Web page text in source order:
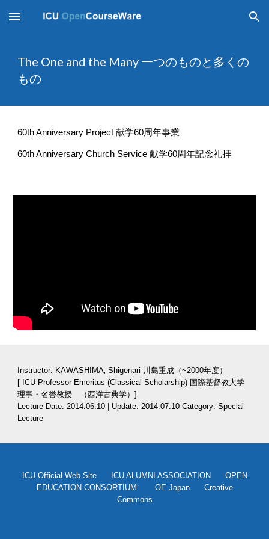
Skip to main content Skip to navigation
The One and the Many 一つのものと多くの
もの
60th Anniversary Project 献学60周年事業
60th Anniversary Church Service 献学60周年記念礼拝
Instructor: KAWASHIMA‚ Shigenari 川島重成（~2000年度）
[ ICU Professor Emeritus (Classical Scholarship) 国際基督教大学
理事・名誉教授　（西洋古典学）]
Lecture Date: 2014.06.10 | Update: 2014.07.10 Category: Special
Lecture
ICU Official Web Site ICU ALUMNI ASSOCIATION
OPEN
EDUCATION CONSORTIUM
OE Japan
Creative
Commons